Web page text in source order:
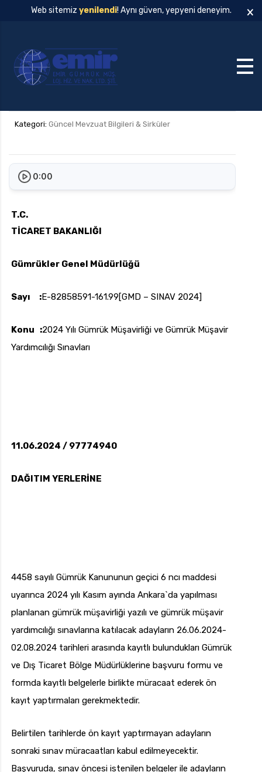
Web sitemiz yenilendi! Aynı güven, yepyeni deneyim. ×
Kategori: Güncel Mevzuat Bilgileri & Sirküler
0:00
T.C.
TİCARET BAKANLIĞI
Gümrükler Genel Müdürlüğü
Sayı :E-82858591-161.99[GMD – SINAV 2024]
Konu :2024 Yılı Gümrük Müşavirliği ve Gümrük Müşavir
Yardımcılığı Sınavları
11.06.2024 / 97774940
DAĞITIM YERLERİNE
4458 sayılı Gümrük Kanununun geçici 6 ncı maddesi
uyarınca 2024 yılı Kasım ayında Ankara`da yapılması
planlanan gümrük müşavirliği yazılı ve gümrük müşavir
yardımcılığı sınavlarına katılacak adayların 26.06.2024-
02.08.2024 tarihleri arasında kayıtlı bulundukları Gümrük
ve Dış Ticaret Bölge Müdürlüklerine başvuru formu ve
formda kayıtlı belgelerle birlikte müracaat ederek ön
kayıt yaptırmaları gerekmektedir.
Belirtilen tarihlerde ön kayıt yaptırmayan adayların
sonraki sınav müracaatları kabul edilmeyecektir.
Başvuruda, sınav öncesi istenilen belgeler ile adayların